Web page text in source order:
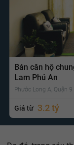
Bán căn hộ
Lam Phú An
Phước Long A, Quận
Giá từ 3.2 tỷ